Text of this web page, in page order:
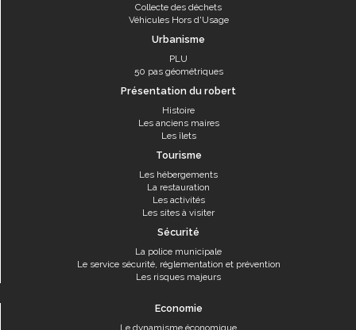
Collecte des déchets
Véhicules Hors d'Usage
Urbanisme
PLU
50 pas géométriques
Présentation du robert
Histoire
Les anciens maires
Les îlets
Tourisme
Les hébergements
La restauration
Les activités
Les sites à visiter
Sécurité
La police municipale
Le service sécurité, réglementation et prévention
Les risques majeurs
Economie